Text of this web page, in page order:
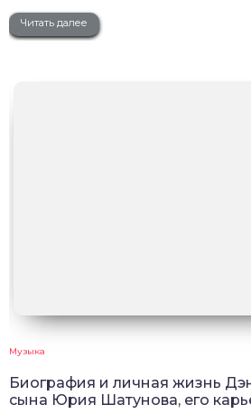
Читать далее
Музыка
Биография и личная жизнь
сына Юрия Шатунова, его